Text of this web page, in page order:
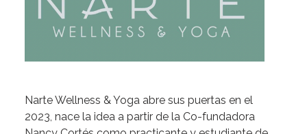
Narte Wellness & Yoga abre sus puertas en el
2023, nace la idea a partir de la Co-fundadora